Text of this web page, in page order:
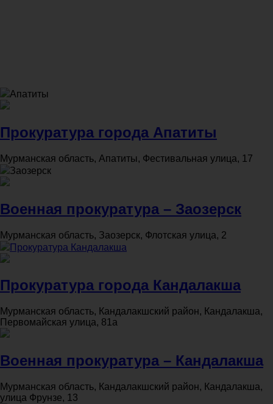
Апатиты
Прокуратура города Апатиты
Мурманская область, Апатиты, Фестивальная улица, 17
Заозерск
Военная прокуратура – Заозерск
Мурманская область, Заозерск, Флотская улица, 2
Прокуратура Кандалакша
Прокуратура города Кандалакша
Мурманская область, Кандалакшский район, Кандалакша,
Первомайская улица, 81а
Военная прокуратура – Кандалакша
Мурманская область, Кандалакшский район, Кандалакша,
улица Фрунзе, 13